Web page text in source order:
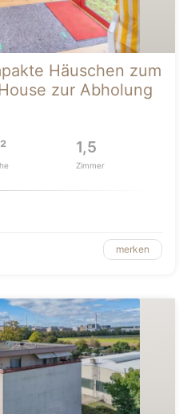
Häuschen zum
zur Abholung
1,5
Zimmer
merken